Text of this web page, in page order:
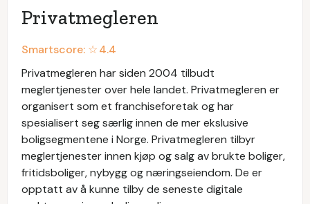
Privatmegleren
Smartscore: ☆4.4
Privatmegleren har siden 2004 tilbudt
meglertjenester over hele landet. Privatmegleren er
organisert som et franchiseforetak og har
spesialisert seg særlig innen de mer ekslusive
boligsegmentene i Norge. Privatmegleren tilbyr
meglertjenester innen kjøp og salg av brukte boliger,
fritidsboliger, nybygg og næringseiendom. De er
opptatt av å kunne tilby de seneste digitale